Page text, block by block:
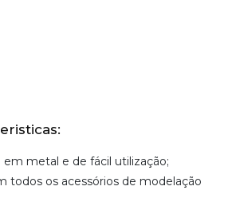
metal e de fácil utilização;
todos os acessórios de modelação